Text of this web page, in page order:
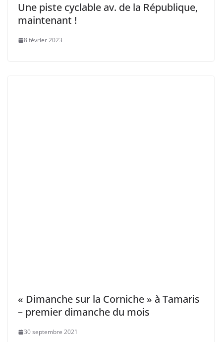
Une piste cyclable av. de la République,
maintenant !
8 février 2023
« Dimanche sur la Corniche » à Tamaris
– premier dimanche du mois
30 septembre 2021